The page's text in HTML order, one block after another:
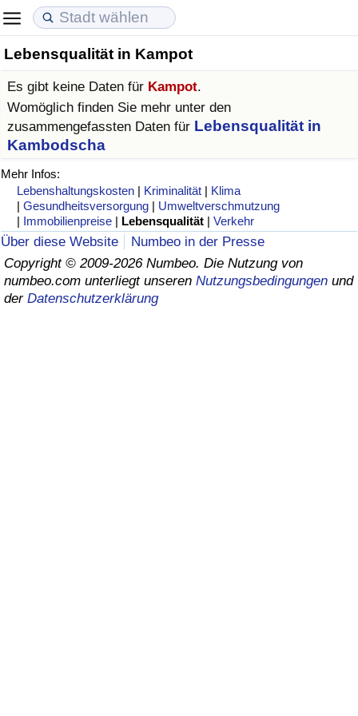
Lebensqualität in Kampot
Es gibt keine Daten für Kampot.
Womöglich finden Sie mehr unter den
zusammengefassten Daten für Lebensqualität in
Kambodscha
Mehr Infos:
Lebenshaltungskosten | Kriminalität | Klima
|Gesundheitsversorgung | Umweltverschmutzung
| Immobilienpreise | Lebensqualität |Verkehr
Über diese Website
Numbeo in der Presse
Copyright © 2009-2026 Numbeo. Die Nutzung von
numbeo.com unterliegt unseren Nutzungsbedingungen und
der Datenschutzerklärung
Lebenshaltungskosten
Lebenshaltungskosten-Index (aktuell)
Lebenshaltungskosten-Index
Lebenshaltungskosten-Index nach Land
in Akaba
Immobilienpreise
Immobilienpreis-Index (aktuell)
Immobilienpreis-Index
Immobilienpreis-Index nach Land
Lebensqualität
Lebensqualität-Index
Lebensqualität-Index (aktuell)
Lebensqualitätsindex nach Land
Kriminalität
Kriminalitäts-Index (aktuell)
Kriminalitäts-Index